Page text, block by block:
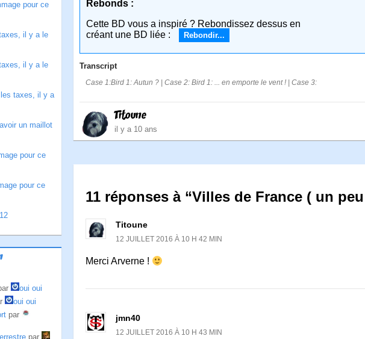
pour ce
il y a le
il y a le
les taxes, il y a
un maillot
pour ce
pour ce
oui oui
oui oui
par
par
Rebonds :
Cette BD vous a inspiré ? Rebondissez dessus en
créant une BD liée :
Rebondir...
Transcript
Case 1:Bird 1: Autun ? | Case 2: Bird 1: ... en emporte le vent ! | Case 3:
Titoune
il y a 10 ans
11 réponses à “Villes de France ( un
Titoune
12 JUILLET 2016 À 10 H 42 MIN
Merci Arverne !
jmn40
12 JUILLET 2016 À 10 H 43 MIN